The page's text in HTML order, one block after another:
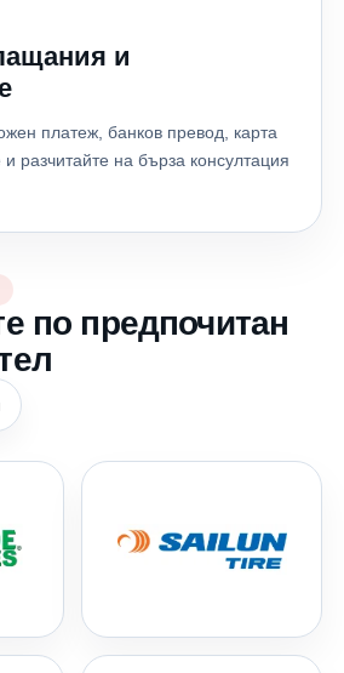
и
платеж, банков превод, карта
разчитайте на бърза консултация
по предпочитан